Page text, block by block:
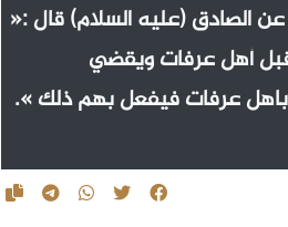
الحديث المروي عن الصادق (عليه السلام) قال :«
قبل أهل عرفات ويقضي
عرفات فيفعل بهم ذلك ».